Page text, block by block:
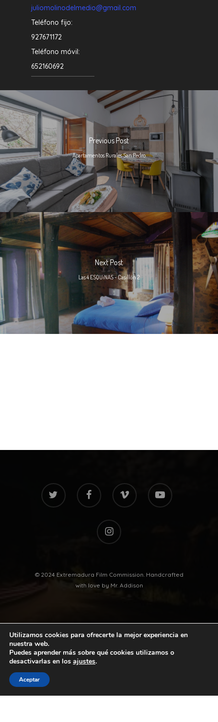
juliomolinodelmedio@gmail.com
Teléfono fijo:
927671172
Teléfono móvil:
652160692
Previous Post
Apartamentos Rurales San Pedro
Next Post
Las 4 ESQUiNAS - Casillōn 2
twitter facebook vimeo youtube
instagram
© 2024 Extremadura Film Commission. Handcrafted
with love by Mr. Addison
Utilizamos cookies para ofrecerte la mejor experiencia en
nuestra web.
Puedes aprender más sobre qué cookies utilizamos o
desactivarlas en los ajustes.
Aceptar
twitter facebook